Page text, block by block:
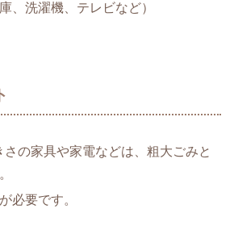
、洗濯機、テレビなど）
さの家具や家電などは、粗大ごみと
必要です。